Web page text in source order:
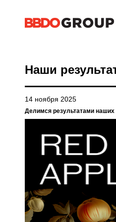
Наши
14 ноября 2025
Делимся результатами наших